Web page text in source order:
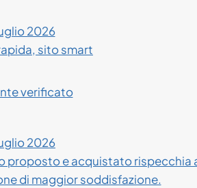
2026
sito smart
verificato
2026
e acquistato
di maggior soddisfazione.